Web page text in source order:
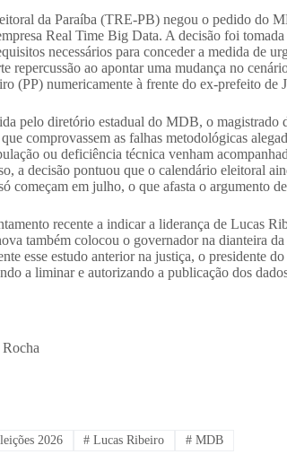
da Paraíba (TRE-PB) negou o pedido do
Real Time Big Data. A decisão foi
necessários para conceder a medida de
repercussão ao apontar uma mudança no
(PP) numericamente à frente do ex-prefeito de
pelo diretório estadual do MDB, o magistrado
comprovassem as falhas metodológicas
ou deficiência técnica venham
a decisão pontuou que o calendário eleitoral
começam em julho, o que afasta o argumento
recente a indicar a liderança de Lucas
também colocou o governador na dianteira
esse estudo anterior na justiça, o presidente
a liminar e autorizando a publicação dos
2026 # Lucas Ribeiro # MDB